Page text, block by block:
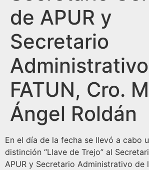
de APUR y
Secretario
FATUN, Cro.
Ángel Roldán
En el día de la fecha se llevó a cabo
distinción “Llave de Trejo” al
APUR y Secretario Administrativo de